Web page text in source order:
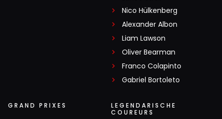
Nico Hülkenberg
Alexander Albon
Liam Lawson
Oliver Bearman
Franco Colapinto
Gabriel Bortoleto
GRAND PRIXES
LEGENDARISCHE
COUREURS